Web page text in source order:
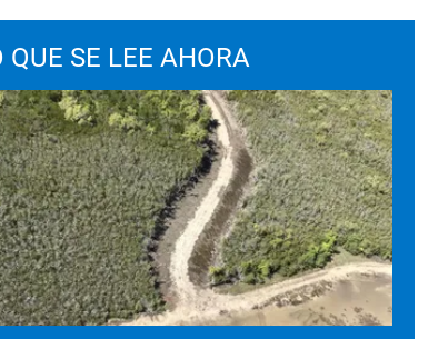
QUE SE LEE AHORA